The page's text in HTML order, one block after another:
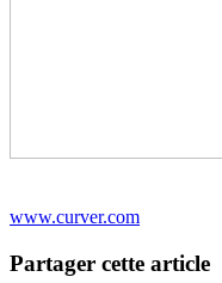
www.curver.com
Partager cette article